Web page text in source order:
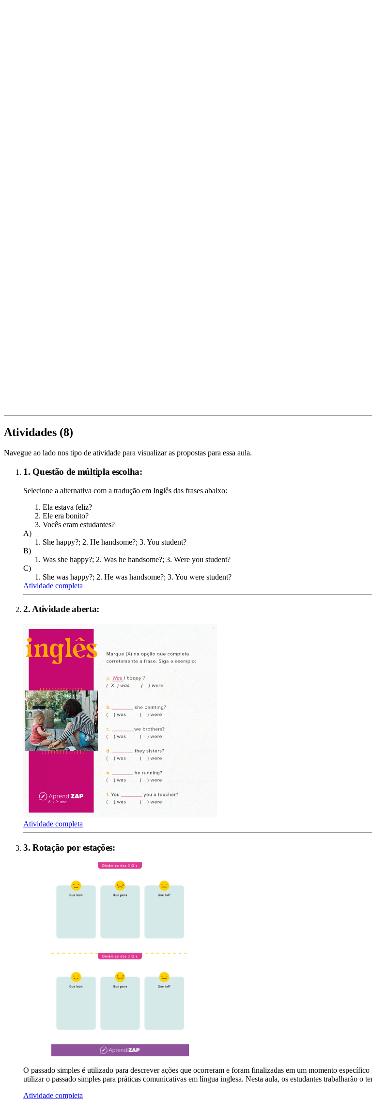
Atividades (8)
Navegue ao lado nos tipo de atividade para visualizar as propostas para essa aula.
1. Questão de múltipla escolha:
Selecione a alternativa com a tradução em Inglês das frases abaixo:
Ela estava feliz?
Ele era bonito?
Vocês eram estudantes?
A)
She happy?; 2. He handsome?; 3. You student?
B)
Was she happy?; 2. Was he handsome?; 3. Were you student?
C)
She was happy?; 2. He was handsome?; 3. You were student?
Atividade completa
2. Atividade aberta:
Atividade completa
3.Rotação por estações:
O passado simples é utilizado para descrever ações que ocorreram e foram finalizadas em um momento
utilizar o passado simples para práticas comunicativas em língua inglesa. Nesta aula, os estudantes trabalharão o
Atividade completa